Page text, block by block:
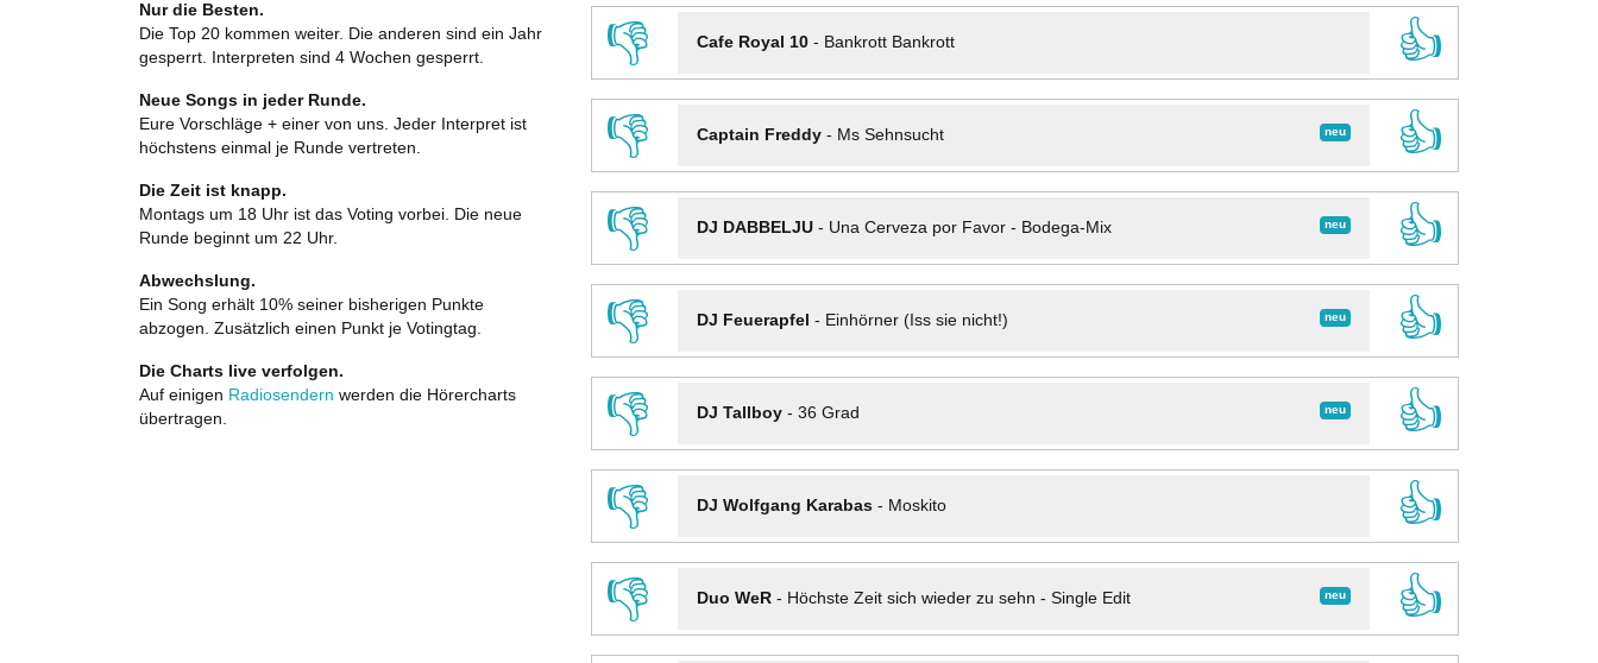
👎
Cafe Royal 10- Bankrott Bankrott
👍
👎
neu
Captain Freddy- Ms Sehnsucht
👍
👎
neu
DJ DABBELJU- Una Cerveza por Favor - Bodega-Mix
👍
👎
neu
DJ Feuerapfel - Einhörner (Iss sie nicht!)
👍
👎
neu
DJ Tallboy- 36 Grad
👍
👎
DJ Wolfgang Karabas- Moskito
👍
👎
neu
Duo WeR- Höchste Zeit sich wieder zu sehn - Single Edit
👍
Nur die Besten.
Die Top 20 kommen weiter. Die anderen sind ein Jahr
gesperrt. Interpreten sind 4 Wochen gesperrt.
Neue Songs in jeder Runde.
Eure Vorschläge + einer von uns. Jeder Interpret ist
höchstens einmal je Runde vertreten.
Die Zeit ist knapp.
Montags um 18 Uhr ist das Voting vorbei. Die neue
Runde beginnt um 22 Uhr.
Abwechslung.
Ein Song erhält 10% seiner bisherigen Punkte
abzogen. Zusätzlich einen Punkt je Votingtag.
Die Charts live verfolgen.
Auf einigen Radiosendern werden die Hörercharts
übertragen.